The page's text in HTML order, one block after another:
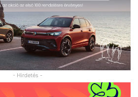
- Hirdetés -